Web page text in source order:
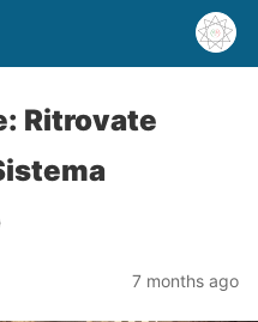
Ritrovate
7 months ago